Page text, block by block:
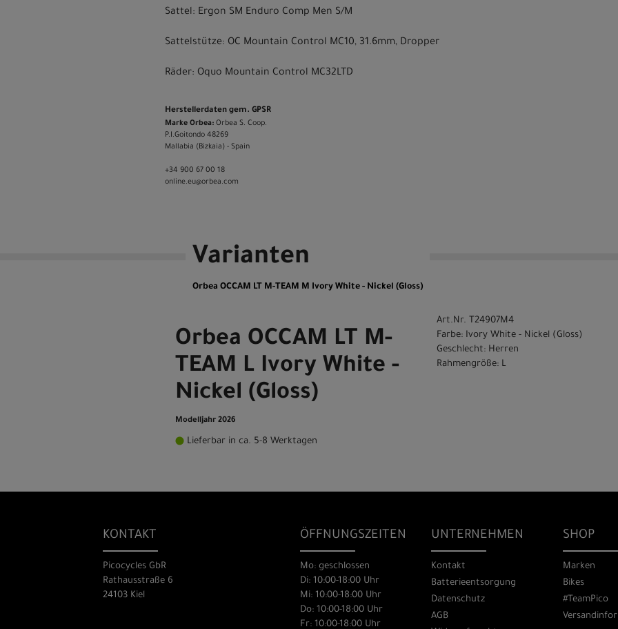
Sattel: Ergon SM Enduro Comp Men S/M
Sattelstütze: OC Mountain Control MC10, 31.6mm, Dropper
Räder: Oquo Mountain Control MC32LTD
Herstellerdaten gem. GPSR
Marke Orbea: Orbea S. Coop.
P.I.Goitondo 48269
Mallabia (Bizkaia) - Spain
+34 900 67 00 18
online.eu@orbea.com
Varianten
Orbea OCCAM LT M-TEAM M Ivory White - Nickel (Gloss)
Orbea OCCAM LT M-
TEAM L Ivory White -
Nickel (Gloss)
Modelljahr 2026
Lieferbar in ca. 5-8 Werktagen
Art.Nr. T24907M4
Farbe: Ivory White - Nickel (Gloss)
Geschlecht: Herren
Rahmengröße: L
KONTAKT
Picocycles GbR
Rathausstraße 6
24103 Kiel
ÖFFNUNGSZEITEN
Mo: geschlossen
Di: 10:00-18:00 Uhr
Mi: 10:00-18:00 Uhr
Do: 10:00-18:00 Uhr
Fr: 10:00-18:00 Uhr
UNTERNEHMEN
Kontakt
Batterieentsorgung
Datenschutz
AGB
SHOP
Marken
Bikes
#TeamPico